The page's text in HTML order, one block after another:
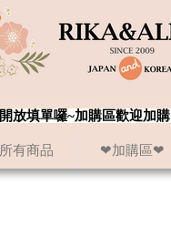
所有商品 ❤加購區❤
開放填單囉~加購區歡迎加